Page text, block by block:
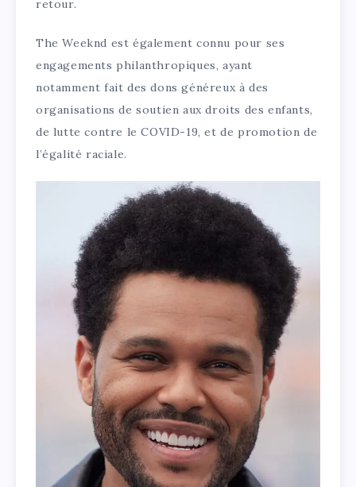
retour.
The Weeknd est également connu pour ses
engagements philanthropiques, ayant
notamment fait des dons généreux à des
organisations de soutien aux droits des enfants,
de lutte contre le COVID-19, et de promotion de
l’égalité raciale.